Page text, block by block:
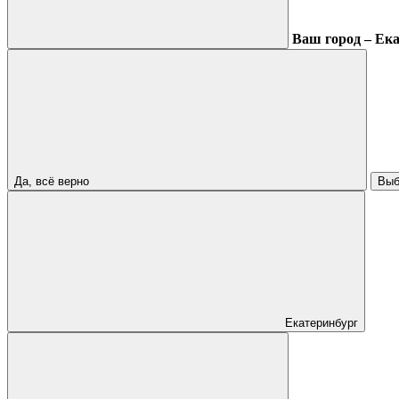
Ваш город –
Да, всё верно
Екатеринбург